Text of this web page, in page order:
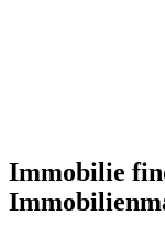
Immobilie